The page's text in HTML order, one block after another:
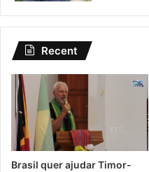
Recent
Brasil quer ajudar Timor-